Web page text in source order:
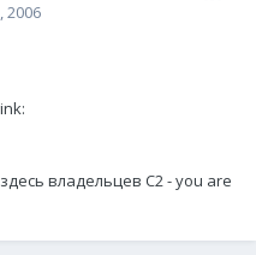
2006
владельцев С2 - you are